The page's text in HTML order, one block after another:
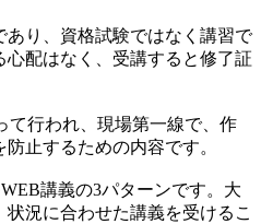
り、資格試験ではなく講習で
配はなく、受講すると修了証
て行われ、現場第一線で、作
止するための内容です。
講義の3パターンです。大
況に合わせた講義を受けるこ